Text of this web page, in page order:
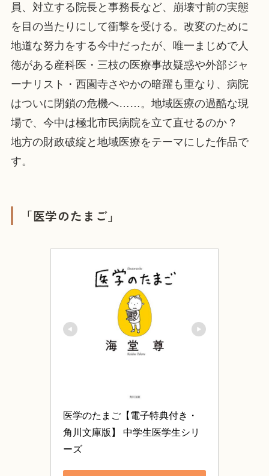
員、対立する院長と事務長など、崩壊寸前の実態
を目の当たりにして衝撃を受ける。改変のために
地道な努力をする今中だったが、唯一まじめで人
徳がある産科医・三枝の医療事故疑惑や外部ジャ
ーナリスト・西園寺さやかの暗躍も重なり、病院
はついに閉鎖の危機へ……。地域医療の過酷な現
場で、今中は極北市民病院を立て直せるのか？
地方の財政破綻と地域医療をテーマにした作品で
す。
「医学のたまご」
医学のたまご【電子特典付き・
角川文庫版】 中学生医学生シリ
ーズ